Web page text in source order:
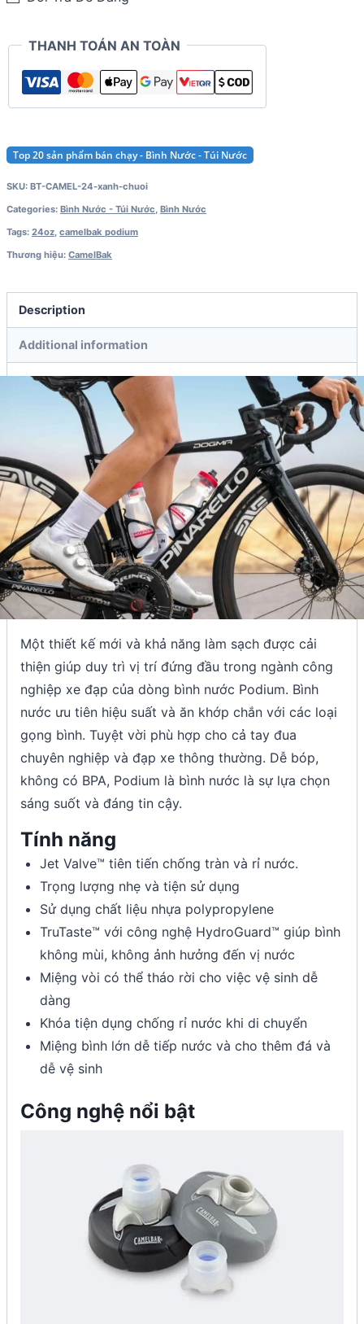
THANH TOÁN AN TOÀN
Top 20 sản phẩm bán chạy - Bình Nước - Túi Nước
SKU: BT-CAMEL-24-xanh-chuoi
Categories: Bình Nước - Túi Nước Bình Nước
Tags: 24oz camelbak podium
Thương hiệu: CamelBak
Description
Additional information
Một thiết kế mới và khả năng làm sạch được cải
thiện giúp duy trì vị trí đứng đầu trong ngành công
nghiệp xe đạp của dòng bình nước Podium. Bình
nước ưu tiên hiệu suất và ăn khớp chắn với các loại
gọng bình. Tuyệt vời phù hợp cho cả tay đua
chuyên nghiệp và đạp xe thông thường. Dễ bóp,
không có BPA, Podium là bình nước là sự lựa chọn
sáng suốt và đáng tin cậy.
Tính năng
Jet Valve™ tiên tiến chống tràn và rỉ nước.
Trọng lượng nhẹ và tiện sử dụng
Sử dụng chất liệu nhựa polypropylene
TruTaste™ với công nghệ HydroGuard™ giúp bình
không mùi, không ảnh hưởng đến vị nước
Miệng vòi có thể tháo rời cho việc vệ sinh dễ
dàng
Khóa tiện dụng chống rỉ nước khi di chuyển
Miệng bình lớn dễ tiếp nước và cho thêm đá và
dễ vệ sinh
Công nghệ nổi bật